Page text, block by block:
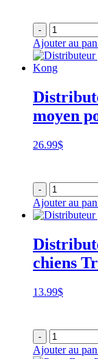
-
Ajouter au
moyen
26.99$
-
Ajouter au
chiens
13.99$
-
Ajouter au